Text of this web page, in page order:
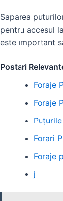
Saparea
pentru accesul
este important
Postari
Foraje
Foraje
Forari
Foraje
j